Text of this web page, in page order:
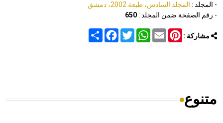
- المجلد : المجلد السادس، طبعة 2002، دمشق
- رقم الصفحة ضمن المجلد :650
مشاركة : Share
FacebookTwitter
WhatsAppEmail
Pinterest
متنوع